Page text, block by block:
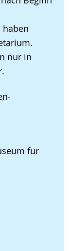
haben
nur in
für